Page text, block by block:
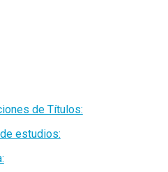
de Títulos:
estudios: